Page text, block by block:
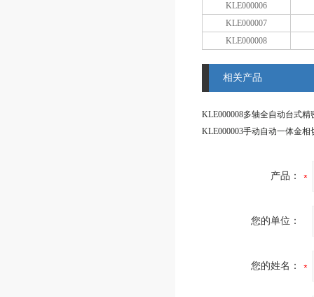
KLE000006
KLE000007
KLE000008
相关产品
KLE000003手动自动一体金相
产品：
您的单位：
您的姓名：